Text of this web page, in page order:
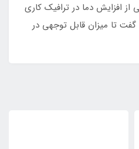
از افزایش دما در ترافیک کاری
گفت تا میزان قابل توجهی در